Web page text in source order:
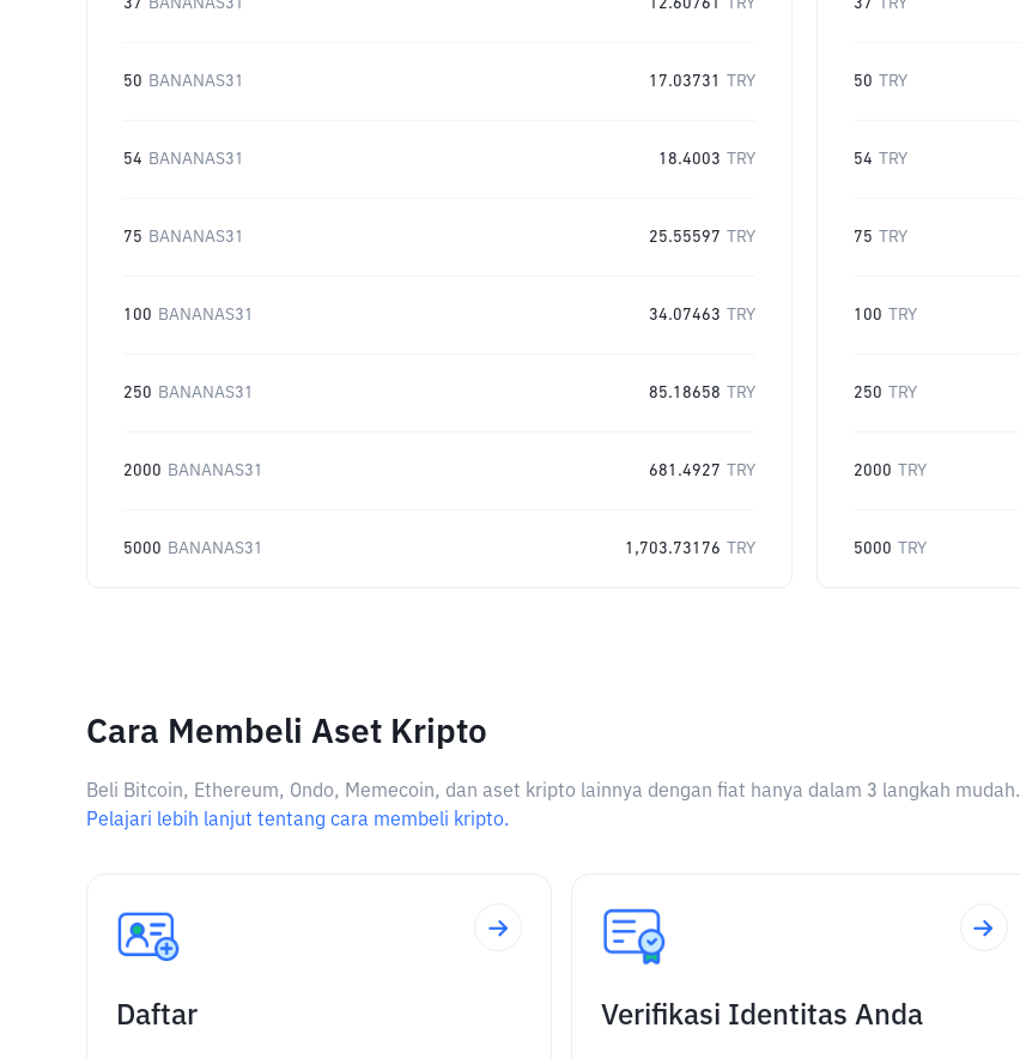
37 BANANAS31 12.60761 TRY
50 BANANAS31 17.03731 TRY
54 BANANAS31 18.4003 TRY
75 BANANAS31 25.55597 TRY
100 BANANAS31 34.07463 TRY
250 BANANAS31 85.18658 TRY
2000 BANANAS31 681.4927 TRY
5000 BANANAS31 1,703.73176 TRY
37 TRY
50 TRY
54 TRY
75 TRY
100 TRY
250 TRY
2000 TRY
5000 TRY
Cara Membeli Aset Kripto
Beli Bitcoin, Ethereum, Ondo, Memecoin, dan aset kripto lainnya dengan fiat hanya dalam 3 langkah mudah.
Pelajari lebih lanjut tentang cara membeli kripto.
Daftar Verifikasi Identitas Anda